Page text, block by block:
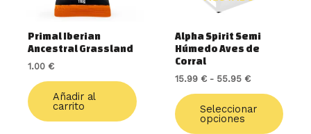
Primal Iberian
Ancestral Grassland
1.00 €
Añadir al
carrito
Alpha Spirit Semi
Húmedo Aves de
Corral
15.99 € - 55.95 €
Seleccionar
opciones